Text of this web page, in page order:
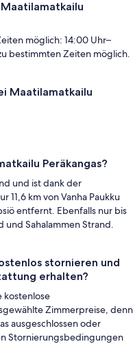
möglich: 14:00 Uhr–
bestimmten Zeiten möglich.
Maatilamatkailu
Peräkangas?
und ist dank der
11,6 km von Vanha Paukku
entfernt. Ebenfalls nur bis
und Sahalammen Strand.
stornieren und
erhalten?
kostenlose
Zimmerpreise, denn
ausgeschlossen oder
Stornierungsbedingungen